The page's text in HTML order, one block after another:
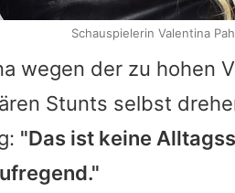
wegen der zu hohen
Stunts selbst
"Das ist keine
Schauspielerin Valentina